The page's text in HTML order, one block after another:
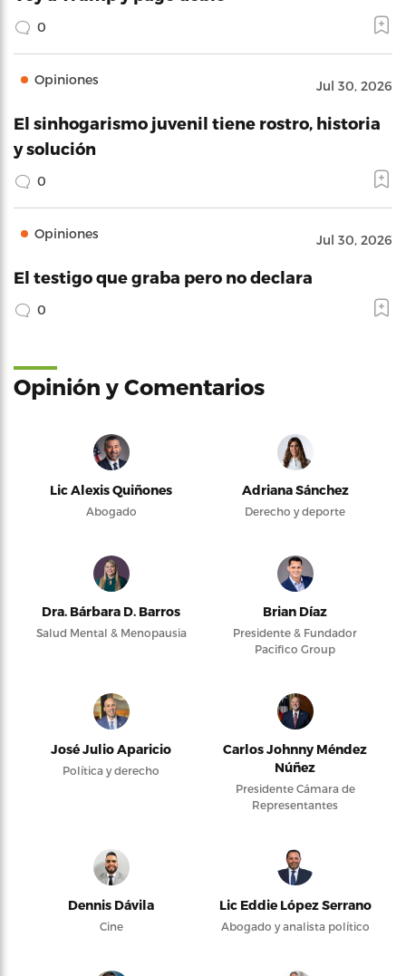
0
Opiniones Jul 30, 2026
El sinhogarismo juvenil tiene rostro, historia
y solución
0
Opiniones Jul 30, 2026
El testigo que graba pero no declara
0
Opinión y Comentarios
Lic Alexis Quiñones
Abogado
Adriana Sánchez
Derecho y deporte
Dra. Bárbara D. Barros
Salud Mental & Menopausia
Brian Díaz
Presidente & Fundador
Pacifico Group
José Julio Aparicio
Política y derecho
Carlos Johnny Méndez
Núñez
Presidente Cámara de
Representantes
Dennis Dávila
Cine
Lic Eddie López Serrano
Abogado y analista político